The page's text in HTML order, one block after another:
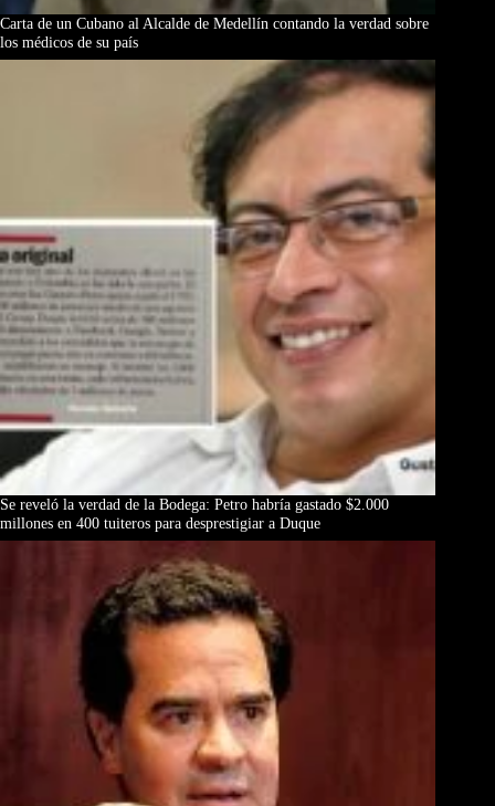
Carta de un Cubano al Alcalde de Medellín contando la verdad sobre
los médicos de su país
Se reveló la verdad de la Bodega: Petro habría gastado $2.000
millones en 400 tuiteros para desprestigiar a Duque